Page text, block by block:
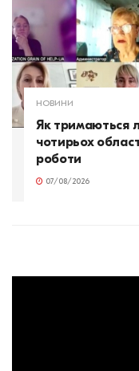
НОВИНИ
Як тримаються
чотирьох
роботи
07/08/2026